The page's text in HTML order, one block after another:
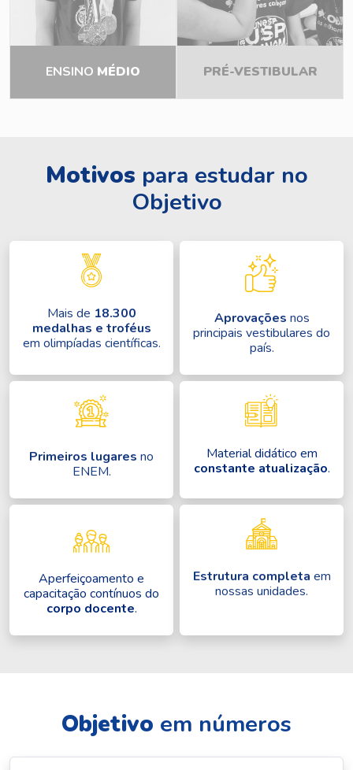
ENSINO MÉDIO PRÉ-VESTIBULAR
Motivos para estudar no
Objetivo
Mais de 18.300
medalhas e troféus
em olimpíadas científicas.
Aprovações nos
principais vestibulares do
país.
Primeiros lugares no
ENEM.
Material didático em
constante atualização.
Aperfeiçoamento e
capacitação contínuos do
corpo docente.
Estrutura completa em
nossas unidades.
Objetivo em números